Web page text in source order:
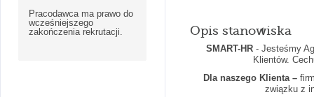
Pracodawca ma prawo do
wcześniejszego
zakończenia rekrutacji.
Opis stanowiska
SMART-HR- Jesteśmy
Klientów.
Dla naszego Klienta –
związku z